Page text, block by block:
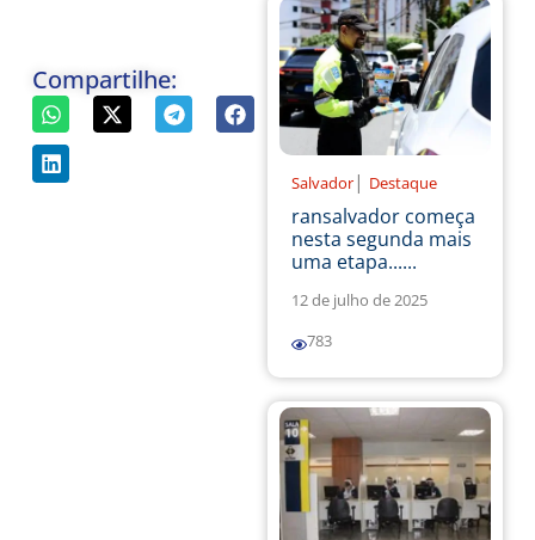
Compartilhe:
Salvador | Destaque
ransalvador começa
nesta segunda mais
uma etapa......
12 de julho de 2025
783